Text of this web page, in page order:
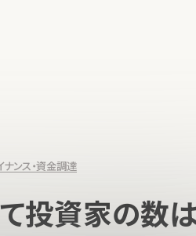
ナンス・資金調達
投資家の数